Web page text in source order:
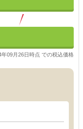
09月26日時点 での税込価格